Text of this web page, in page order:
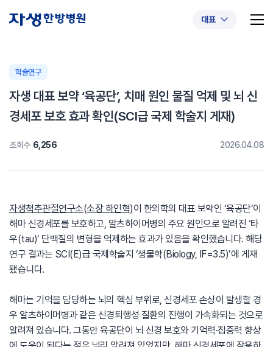
대표
추천 검색어 #초음파약침 #척추압박골절
학술연구
자생 대표 보약 ‘육공단’, 치매 원인 물질 억제 및 뇌 신
경세포 보호 효과 확인(SCI급 국제 학술지 게재)
조회수 6,256 2026.04.08
자생척추관절연구소(소장 하인혁)이 한의학의 대표 보약인 ‘육공단’이
해마 신경세포를 보호하고, 알츠하이머병의 주요 원인으로 알려진 ‘타
우(tau)’ 단백질의 변형을 억제하는 효과가 있음을 확인했습니다. 해당
연구 결과는 SCI(E)급 국제학술지 ‘생물학(Biology, IF=3.5)’에 게재
됐습니다.
해마는 기억을 담당하는 뇌의 핵심 부위로, 신경세포 손상이 발생할 경
우 알츠하이머병과 같은 신경퇴행성 질환의 진행이 가속화되는 것으로
알려져 있습니다. 그동안 육공단이 뇌 신경 보호와 기억력·집중력 향상